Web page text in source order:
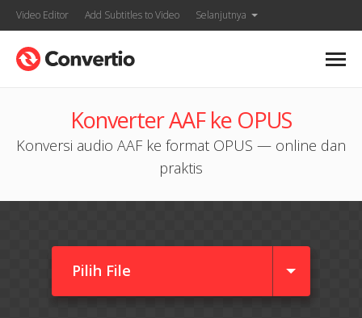
Video Editor Add Subtitles to Video Selanjutnya
Konverter AAF ke OPUS
Konversi audio AAF ke format OPUS — online dan
praktis
Pilih File